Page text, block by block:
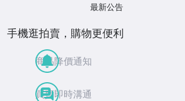
最新公告
手機逛拍賣，購物更便利
商品降價通知
買賣即時溝通